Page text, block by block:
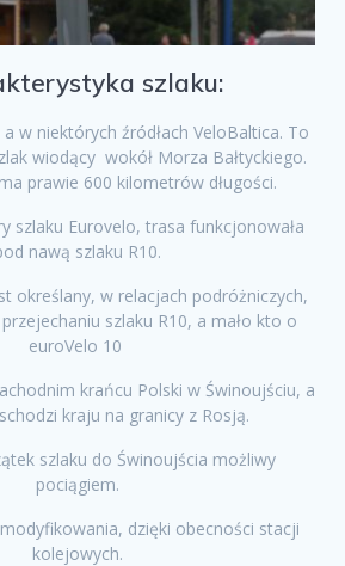
szlaku:
a w niektórych źródłach VeloBaltica. To
wiodący wokół Morza Bałtyckiego.
prawie 600 kilometrów długości.
szlaku Eurovelo, trasa funkcjonowała
nawą szlaku R10.
określany, w relacjach podróżniczych,
szlaku R10, a mało kto o
euroVelo 10
krańcu Polski w Świnoujściu, a
kraju na granicy z Rosją.
szlaku do Świnoujścia możliwy
pociągiem.
dzięki obecności stacji
kolejowych.